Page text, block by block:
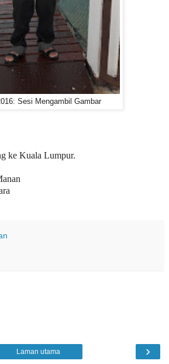
Sesi Mengambil Gambar
ke Kuala Lumpur.
›
Laman utama